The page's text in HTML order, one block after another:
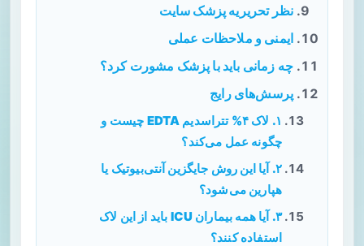
نظر تحریریه پزشک سایت
ایمنی و ملاحظات عملی
چه زمانی باید با پزشک مشورت کرد؟
پرسش‌های رایج
۱. لاک ۴% تتراسدیم EDTA چیست و
چگونه عمل می‌کند؟
۲. آیا این روش جایگزین آنتی‌بیوتیک یا
هپارین می‌شود؟
۳. آیا همه بیماران ICU باید از این لاک
استفاده کنند؟